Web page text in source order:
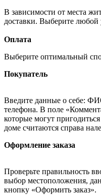
В зависимости от места
доставки. Выберите любой
Оплата
Выберите оптимальный
Покупатель
Введите данные о себе:
телефона. В поле
которые могут
доме считаются справа
Оформление заказа
Проверьте правильность
выбор местоположения,
кнопку «Оформить заказ».